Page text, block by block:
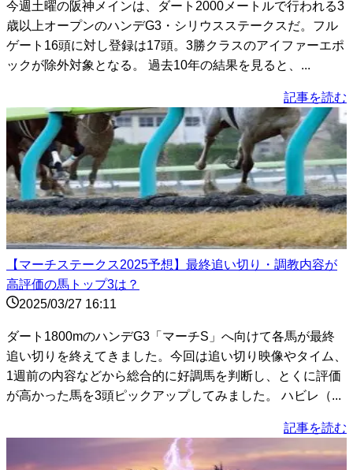
今週土曜の阪神メインは、ダート2000メートルで行われる3
歳以上オープンのハンデG3・シリウスステークスだ。フル
ゲート16頭に対し登録は17頭。3勝クラスのアイファーエポ
ックが除外対象となる。 過去10年の結果を見ると、...
記事を読む
【マーチステークス2025予想】最終追い切り・調教内容が
高評価の馬トップ3は？
2025/03/27 16:11
ダート1800mのハンデG3「マーチS」へ向けて各馬が最終
追い切りを終えてきました。今回は追い切り映像やタイム、
1週前の内容などから総合的に好調馬を判断し、とくに評価
が高かった馬を3頭ピックアップしてみました。 ハビレ（...
記事を読む